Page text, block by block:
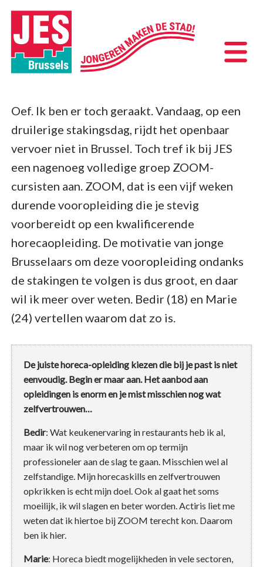
Oef. Ik ben er toch geraakt. Vandaag, op een
druilerige stakingsdag, rijdt het openbaar
vervoer niet in Brussel. Toch tref ik bij JES
een nagenoeg volledige groep ZOOM-
cursisten aan. ZOOM, dat is een vijf weken
durende vooropleiding die je stevig
voorbereidt op een kwalificerende
horecaopleiding. De motivatie van jonge
Brusselaars om deze vooropleiding ondanks
de stakingen te volgen is dus groot, en daar
wil ik meer over weten. Bedir (18) en Marie
(24) vertellen waarom dat zo is.
De juiste horeca-opleiding kiezen die bij je past is niet
eenvoudig. Begin er maar aan. Het aanbod aan
opleidingen is enorm en je mist misschien nog wat
zelfvertrouwen…
Bedir: Wat keukenervaring in restaurants heb ik al,
maar ik wil nog verbeteren om op termijn
professioneler aan de slag te gaan. Misschien wel al
zelfstandige. Mijn horecaskills en zelfvertrouwen
opkrikken is echt mijn doel. Ook al gaat het soms
moeilijk, ik wil slagen en beter worden. Actiris liet me
weten dat ik hiertoe bij ZOOM terecht kon. Daarom
ben ik hier.
Marie: Horeca biedt mogelijkheden in vele sectoren,